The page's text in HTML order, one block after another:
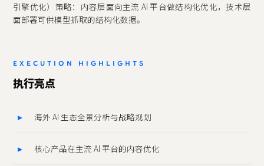
引擎优化）策略：内容层面向主流 AI 平台做结构化优化，技术层
面部署可供模型抓取的结构化数据。
EXECUTION HIGHLIGHTS
执行亮点
海外 AI 生态全景分析与战略规划
核心产品在主流 AI 平台的内容优化